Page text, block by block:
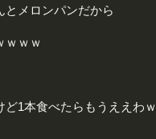
とメロンパンだから
ｗｗｗ
ど1本食べたらもうええわｗ